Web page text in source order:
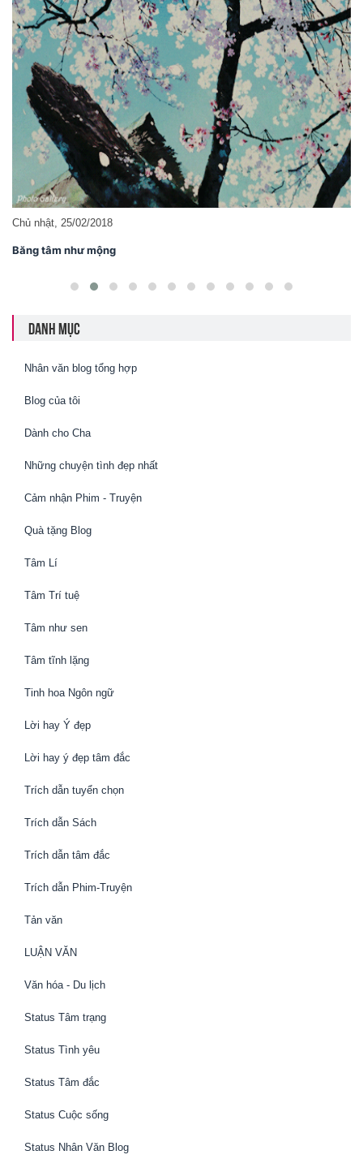
Chủ nhật, 25/02/2018
Băng tâm như mộng
DANH MỤC
Nhân văn blog tổng hợp
Blog của tôi
Dành cho Cha
Những chuyện tình đẹp nhất
Cảm nhận Phim - Truyện
Quà tặng Blog
Tâm Lí
Tâm Trí tuệ
Tâm như sen
Tâm tĩnh lặng
Tinh hoa Ngôn ngữ
Lời hay Ý đẹp
Lời hay ý đẹp tâm đắc
Trích dẫn tuyển chọn
Trích dẫn Sách
Trích dẫn tâm đắc
Trích dẫn Phim-Truyện
Tản văn
LUẬN VĂN
Văn hóa - Du lịch
Status Tâm trạng
Status Tình yêu
Status Tâm đắc
Status Cuộc sống
Status Nhân Văn Blog